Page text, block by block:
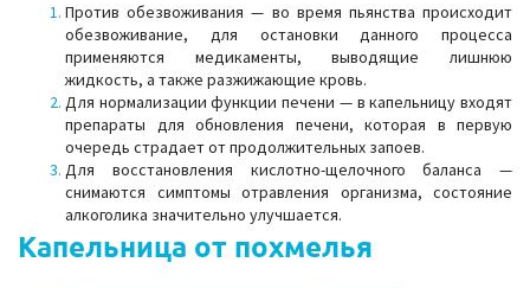
Против обезвоживания — во время пьянства происходит
обезвоживание, для остановки данного процесса
применяются медикаменты, выводящие лишнюю
жидкость, а также разжижающие кровь.
Для нормализации функции печени — в капельницу входят
препараты для обновления печени, которая в первую
очередь страдает от продолжительных запоев.
Для восстановления кислотно-щелочного баланса —
снимаются симптомы отравления организма, состояние
алкоголика значительно улучшается.
Капельница от похмелья